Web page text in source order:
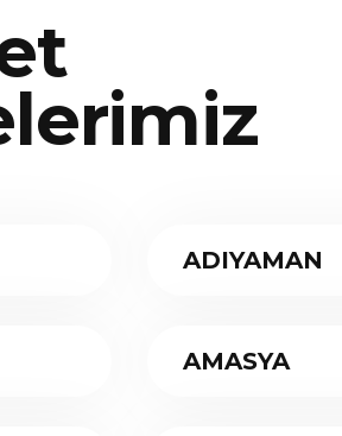
ADIYAMAN
AMASYA